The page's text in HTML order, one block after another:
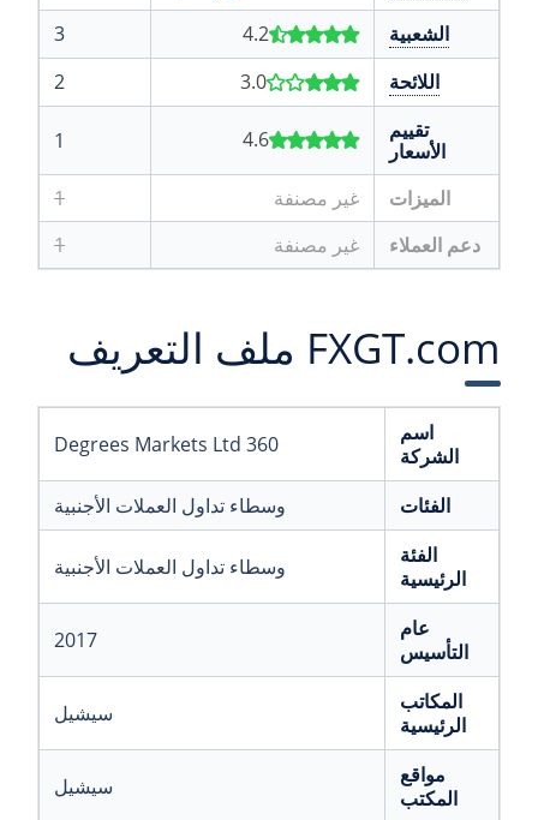
الشعبية 4.2
3
اللائحة
3.0
2
تقييم
الأسعار
4.6
1
الميزات غير مصنفة
1
دعم العملاء
غير مصنفة 1
FXGT.com ملف التعريف
اسم
الشركة
360 Degrees Markets Ltd
الفئات
وسطاء تداول العملات الأجنبية
الفئة
الرئيسية
وسطاء تداول العملات الأجنبية
عام
التأسيس
2017
المكاتب
الرئيسية
سيشيل
مواقع
المكتب
سيشيل